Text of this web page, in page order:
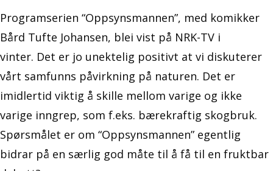
Programserien “Oppsynsmannen”, med komikker
Bård Tufte Johansen, blei vist på NRK-TV i
vinter. Det er jo unektelig positivt at vi diskuterer
vårt samfunns påvirkning på naturen. Det er
imidlertid viktig å skille mellom varige og ikke
varige inngrep, som f.eks. bærekraftig skogbruk.
Spørsmålet er om “Oppsynsmannen” egentlig
bidrar på en særlig god måte til å få til en fruktbar